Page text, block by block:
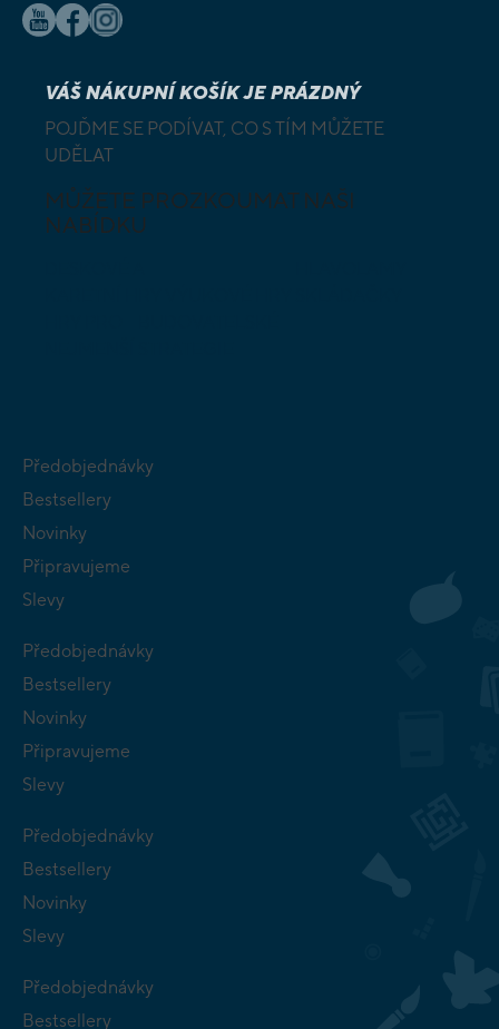
VÁŠ NÁKUPNÍ KOŠÍK JE PRÁZDNÝ
POJĎME SE PODÍVAT, CO S TÍM MŮŽETE
UDĚLAT
MŮŽETE PROZKOUMAT NAŠI
NABÍDKU
Předobjednávky
Bestsellery
Novinky
Připravujeme
Slevy
Předobjednávky
Bestsellery
Novinky
Připravujeme
Slevy
Předobjednávky
Bestsellery
Novinky
Slevy
Předobjednávky
Bestsellery